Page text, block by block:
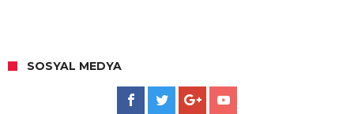
SOSYAL MEDYA